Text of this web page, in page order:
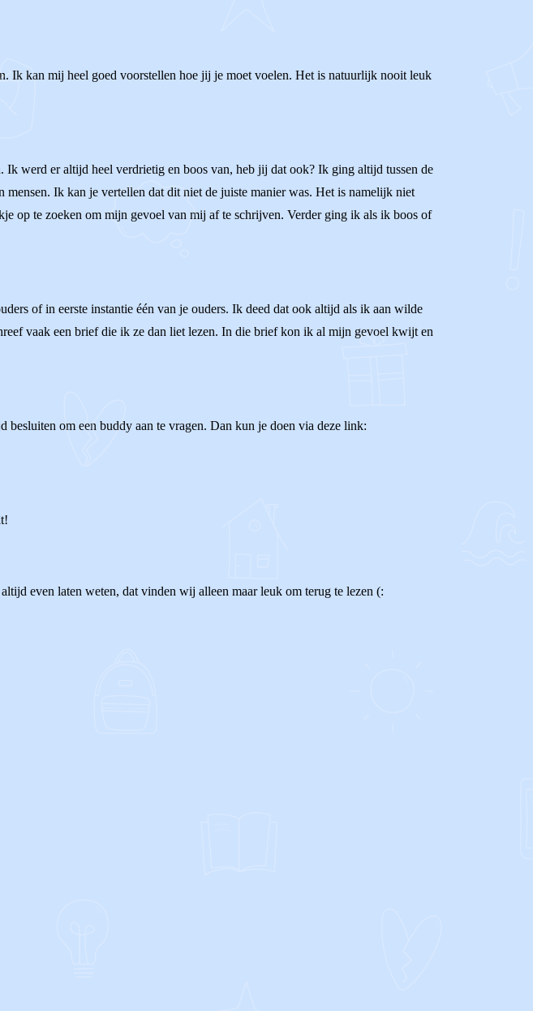
Ik kan mij heel goed voorstellen hoe jij je moet voelen. Het is natuurlijk nooit leuk
werd er altijd heel verdrietig en boos van, heb jij dat ook? Ik ging altijd tussen de
mensen. Ik kan je vertellen dat dit niet de juiste manier was. Het is namelijk niet
op te zoeken om mijn gevoel van mij af te schrijven. Verder ging ik als ik boos of
of in eerste instantie één van je ouders. Ik deed dat ook altijd als ik aan wilde
vaak een brief die ik ze dan liet lezen. In die brief kon ik al mijn gevoel kwijt en
om een buddy aan te vragen. Dan kun je doen via deze link:
even laten weten, dat vinden wij alleen maar leuk om terug te lezen (: